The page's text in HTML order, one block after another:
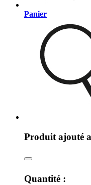
Panier
Produit ajouté
Quantité :